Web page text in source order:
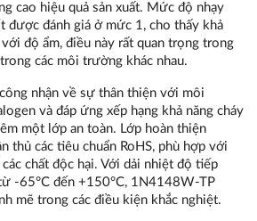
cao hiệu quả sản xuất. Mức độ nhạy
được đánh giá ở mức 1, cho thấy khả
độ ẩm, điều này rất quan trọng trong
các môi trường khác nhau.
nhận về sự thân thiện với môi
và đáp ứng xếp hạng khả năng cháy
một lớp an toàn. Lớp hoàn thiện
thủ các tiêu chuẩn RoHS, phù hợp với
chất độc hại. Với dải nhiệt độ tiếp
-65°C đến +150°C, 1N4148W-TP
mẽ trong các điều kiện khắc nghiệt.